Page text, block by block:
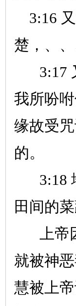
3:16
楚，、
3:17
我所吩
缘故受
的。
3:18
田间的菜
上帝
就被神
慧被上